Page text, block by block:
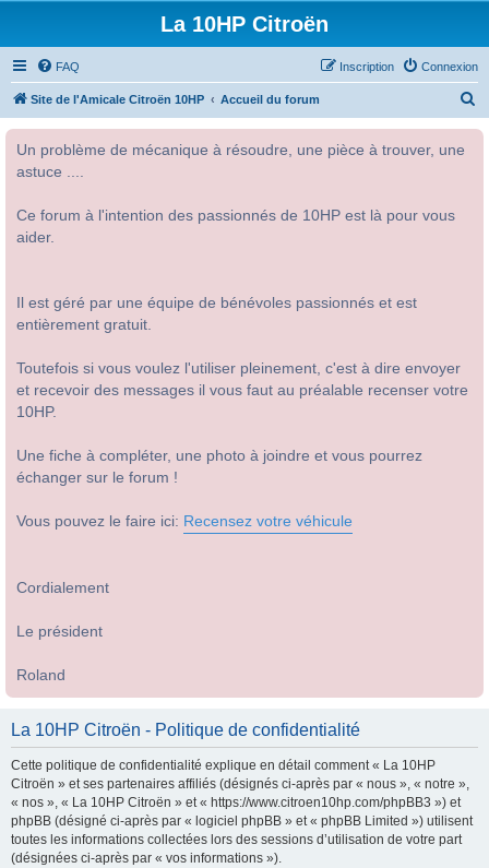
La 10HP Citroën
FAQ Connexion
Inscription
Site de l'Amicale Citroën 10HP Accueil du forum
Un problème de mécanique à résoudre, une pièce à trouver, une
astuce ....
Ce forum à l'intention des passionnés de 10HP est là pour vous
aider.
Il est géré par une équipe de bénévoles passionnés et est
entièrement gratuit.
Toutefois si vous voulez l'utiliser pleinement, c'est à dire envoyer
et recevoir des messages il vous faut au préalable recenser votre
10HP.
Une fiche à compléter, une photo à joindre et vous pourrez
échanger sur le forum !
Vous pouvez le faire ici: Recensez votre véhicule
Cordialement
Le président
Roland
La 10HP Citroën - Politique de confidentialité
Cette politique de confidentialité explique en détail comment « La 10HP
Citroën » et ses partenaires affiliés (désignés ci-après par « nous », « notre »,
« nos », « La 10HP Citroën » et « https://www.citroen10hp.com/phpBB3 ») et
phpBB (désigné ci-après par « logiciel phpBB » et « phpBB Limited ») utilisent
toutes les informations collectées lors des sessions d’utilisation de votre part
(désignées ci-après par « vos informations »).